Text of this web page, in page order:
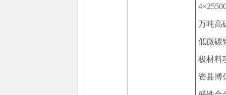
万吨高
低微碳
极材料
资县博